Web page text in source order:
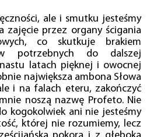
ale i smutku jesteśmy
zajęcie przez organy ścigania
co skutkuje brakiem
potrzebnych do dalszej
latach pięknej i owocnej
największa ambona Słowa
i na falach eteru, zakończyć
noszą nazwę Profeto. Nie
kogokolwiek ani nie jesteśmy
której nie rozumiemy, lecz